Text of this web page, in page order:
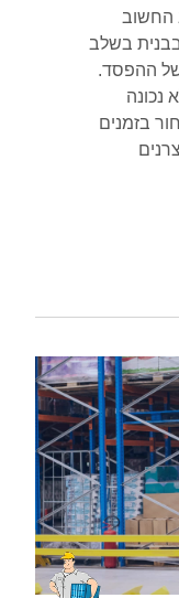
החשוב
בשלב
של ההפסד.
נכונה
בזמנים